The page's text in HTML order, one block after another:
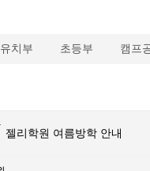
유치부 초등부 캠프
젤리학원 여름방학 안내